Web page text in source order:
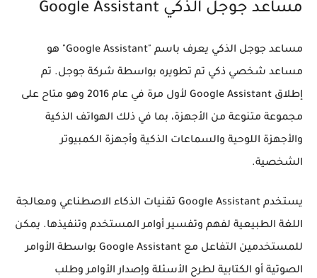
مساعد جوجل الذكي Google Assistant
مساعد جوجل الذكي يعرف باسم "Google Assistant" هو
مساعد شخصي ذكي تم تطويره بواسطة شركة جوجل. تم
إطلاق Google Assistant لأول مرة في عام 2016 وهو متاح على
مجموعة متنوعة من الأجهزة، بما في ذلك الهواتف الذكية
والأجهزة اللوحية والسماعات الذكية وأجهزة الكمبيوتر
الشخصية.
يستخدم Google Assistant تقنيات الذكاء الاصطناعي ومعالجة
اللغة الطبيعية لفهم وتفسير أوامر المستخدم وتنفيذها. يمكن
للمستخدمين التفاعل مع Google Assistant بواسطة الأوامر
الصوتية أو الكتابية لطرح الأسئلة وإصدار الأوامر وطلب